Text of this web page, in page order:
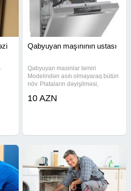
Qabyuyan maşınının ustası
Qabyuyan masinlar təmiri
Modelindən asılı olmayaraq bütün
növ. Plataların dəyişilməsi,
xidmətləri təklif edirik. Qabyuyan
10 AZN